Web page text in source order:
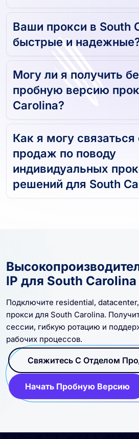
Ваши прокси в South
быстрые и
Могу ли я получить
пробную версию
Carolina?
Как я могу
продаж по поводу
индивидуальных
решений для South
IP для South Carolina
Подключите residential,
прокси для South Carolina.
сессии, гибкую ротацию и
рабочих процессов.
Свяжитесь С Отделом
Начать Пробную Версию